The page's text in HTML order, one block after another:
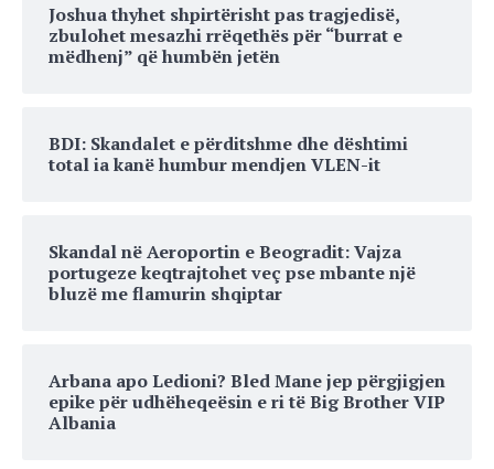
Joshua thyhet shpirtërisht pas tragjedisë,
zbulohet mesazhi rrëqethës për “burrat e
mëdhenj” që humbën jetën
BDI: Skandalet e përditshme dhe dështimi
total ia kanë humbur mendjen VLEN-it
Skandal në Aeroportin e Beogradit: Vajza
portugeze keqtrajtohet veç pse mbante një
bluzë me flamurin shqiptar
Arbana apo Ledioni? Bled Mane jep përgjigjen
epike për udhëheqeësin e ri të Big Brother VIP
Albania